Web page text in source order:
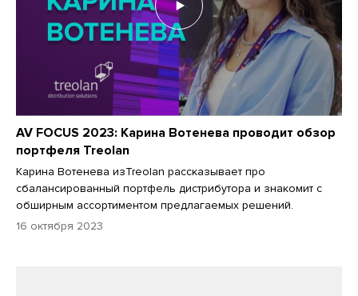
AV FOCUS 2023: Карина Вотенева проводит обзор
портфеля Treolan
Карина Вотенева изTreolan рассказывает про
сбалансированный портфель дистрибутора и знакомит с
обширным ассортиментом предлагаемых решений.
16 октября 2023